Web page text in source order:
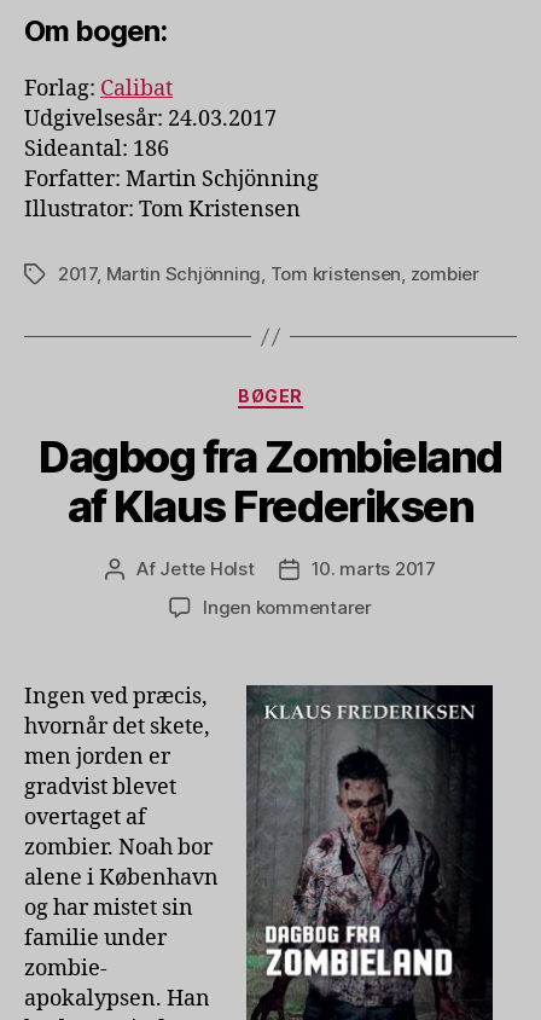
Om bogen:
Forlag: Calibat
Udgivelsesår: 24.03.2017
Sideantal: 186
Forfatter: Martin Schjönning
Illustrator: Tom Kristensen
Tags2017, Martin Schjönning, Tom kristensen, zombier
Kategorier
BØGER
Dagbog fra Zombieland
af Klaus Frederiksen
Indlægsforfatter
Af Jette Holst Indlægsdato
10. marts 2017
Ingen kommentarertil
Zombieland
af
Frederiksen
Ingen ved præcis,
hvornår det skete,
men jorden er
gradvist blevet
overtaget af
zombier. Noah bor
alene i København
og har mistet sin
familie under
zombie-
apokalypsen. Han